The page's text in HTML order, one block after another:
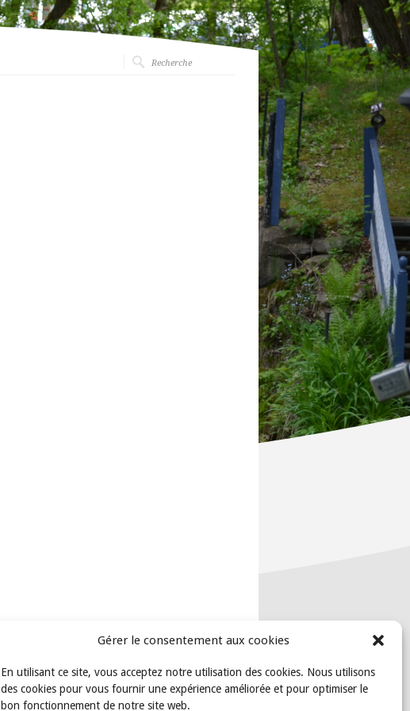
Gérer le consentement aux cookies
En utilisant ce site, vous acceptez notre utilisation des cookies. Nous utilisons
des cookies pour vous fournir une expérience améliorée et pour optimiser le
bon fonctionnement de notre site web.